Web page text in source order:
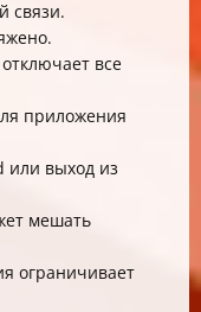
связи.
все
приложения
или выход из
мешать
ограничивает